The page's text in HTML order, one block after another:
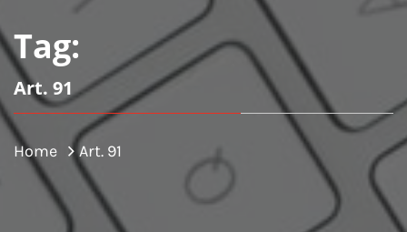
Tag:
Art. 91
Home Art. 91